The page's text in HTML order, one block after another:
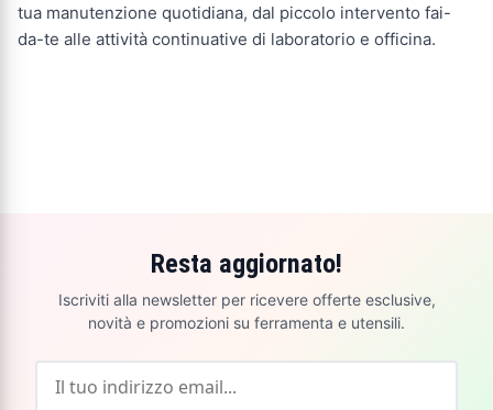
tua manutenzione quotidiana, dal piccolo intervento fai-
da-te alle attività continuative di laboratorio e officina.
Resta aggiornato!
Iscriviti alla newsletter per ricevere offerte esclusive,
novità e promozioni su ferramenta e utensili.